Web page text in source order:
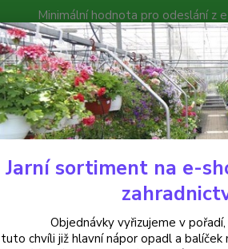
Minimální hodnota pro odeslání z
můžete čekat nejpozději v
Poradna Kontakty
Trvalky Astra skalková (Aster Alpinus
skalková (Aster
Jarní sortiment na e-
Objednávky vyřizujeme v pořadí,
chvíli již hlavní nápor opadl a